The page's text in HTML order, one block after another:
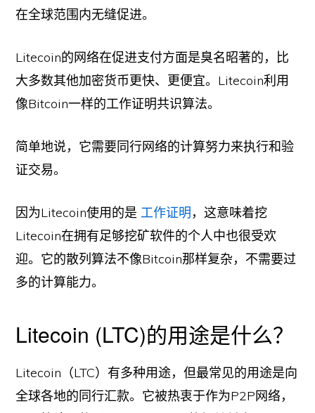
在全球范围内无缝促进。
Litecoin的网络在促进支付方面是臭名昭著的，比
大多数其他加密货币更快、更便宜。Litecoin利用
像Bitcoin一样的工作证明共识算法。
简单地说，它需要同行网络的计算努力来执行和验
证交易。
因为Litecoin使用的是 工作证明 ，这意味着挖
Litecoin在拥有足够挖矿软件的个人中也很受欢
迎。它的散列算法不像Bitcoin那样复杂，不需要过
多的计算能力。
Litecoin (LTC)的用途是什么？
Litecoin（LTC）有多种用途，但最常见的用途是向
全球各地的同行汇款。它被热衷于作为P2P网络，